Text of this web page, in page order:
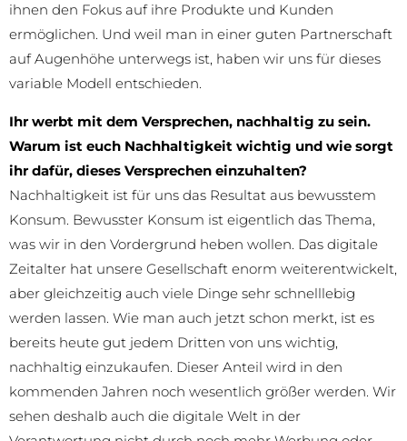
ihnen den Fokus auf ihre Produkte und Kunden
ermöglichen. Und weil man in einer guten Partnerschaft
auf Augenhöhe unterwegs ist, haben wir uns für dieses
variable Modell entschieden.
Ihr werbt mit dem Versprechen, nachhaltig zu sein.
Warum ist euch Nachhaltigkeit wichtig und wie sorgt
ihr dafür, dieses Versprechen einzuhalten?
Nachhaltigkeit ist für uns das Resultat aus bewusstem
Konsum. Bewusster Konsum ist eigentlich das Thema,
was wir in den Vordergrund heben wollen. Das digitale
Zeitalter hat unsere Gesellschaft enorm weiterentwickelt,
aber gleichzeitig auch viele Dinge sehr schnelllebig
werden lassen. Wie man auch jetzt schon merkt, ist es
bereits heute gut jedem Dritten von uns wichtig,
nachhaltig einzukaufen. Dieser Anteil wird in den
kommenden Jahren noch wesentlich größer werden. Wir
sehen deshalb auch die digitale Welt in der